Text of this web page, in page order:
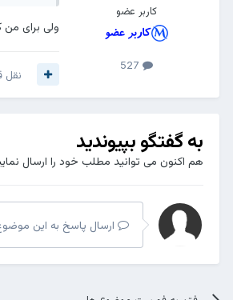
کاربر عضو
ولی برای
نقل
به گفتگو بپیوندید
هم اکنون می توانید مطلب خود را ارسال
ارسال پاسخ به این